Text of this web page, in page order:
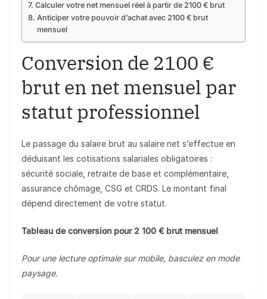
Calculer votre net mensuel réel à partir de 2100 € brut
Anticiper votre pouvoir d’achat avec 2100 € brut
mensuel
Conversion de 2100 €
brut en net mensuel par
statut professionnel
Le passage du salaire brut au salaire net s’effectue en
déduisant les cotisations salariales obligatoires :
sécurité sociale, retraite de base et complémentaire,
assurance chômage, CSG et CRDS. Le montant final
dépend directement de votre statut.
Tableau de conversion pour 2 100 € brut mensuel
Pour une lecture optimale sur mobile, basculez en mode
paysage.